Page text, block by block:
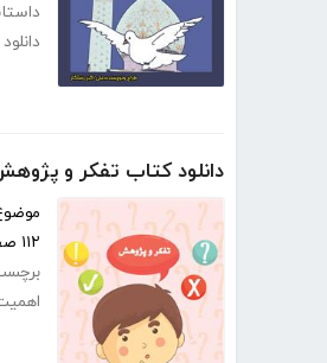
دانلود کتاب تفکر و
۱۱۲ صفحه